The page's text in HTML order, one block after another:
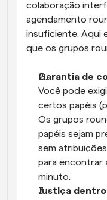
colaboração
agendamento
insuficiente. Aqui
que os grupos
Garantia de
Você pode
certos papéis
Os grupos
papéis sejam
sem
para encontrar
minuto.
Justiça dentro